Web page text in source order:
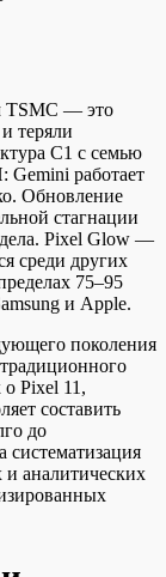
TSMC — это
теряли
C1 с семью
Gemini работает
Обновление
стагнации
Pixel Glow —
среди других
75–95
и Apple.
поколения
Pixel 11,
составить
до
аналитических